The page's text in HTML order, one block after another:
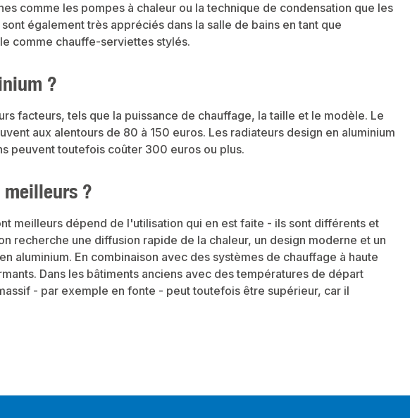
comme les pompes à chaleur ou la technique de condensation que les
également très appréciés dans la salle de bains en tant que
comme chauffe-serviettes stylés.
?
facteurs, tels que la puissance de chauffage, la taille et le modèle. Le
aux alentours de 80 à 150 euros. Les radiateurs design en aluminium
peuvent toutefois coûter 300 euros ou plus.
?
meilleurs dépend de l'utilisation qui en est faite - ils sont différents et
recherche une diffusion rapide de la chaleur, un design moderne et un
aluminium. En combinaison avec des systèmes de chauffage à haute
Dans les bâtiments anciens avec des températures de départ
- par exemple en fonte - peut toutefois être supérieur, car il